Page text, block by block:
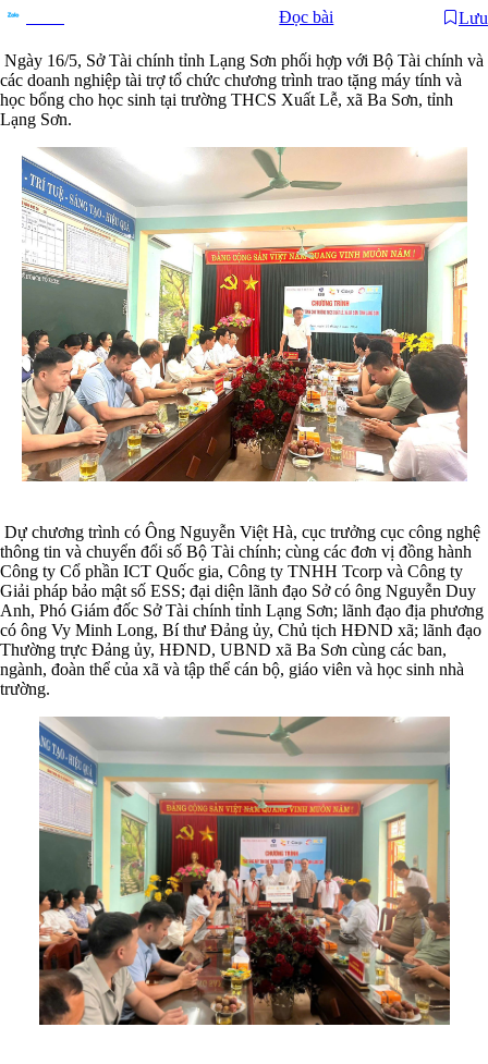
Đọc bài Lưu
Ngày 16/5, Sở Tài chính tỉnh Lạng Sơn phối hợp với Bộ Tài chính và
các doanh nghiệp tài trợ tổ chức chương trình trao tặng máy tính và
học bổng cho học sinh tại trường THCS Xuất Lễ, xã Ba Sơn, tỉnh
Lạng Sơn.
Dự chương trình có Ông Nguyễn Việt Hà, cục trưởng cục công nghệ
thông tin và chuyển đổi số Bộ Tài chính; cùng các đơn vị đồng hành
Công ty Cổ phần ICT Quốc gia, Công ty TNHH Tcorp và Công ty
Giải pháp bảo mật số ESS; đại diện lãnh đạo Sở có ông Nguyễn Duy
Anh, Phó Giám đốc Sở Tài chính tỉnh Lạng Sơn; lãnh đạo địa phương
có ông Vy Minh Long, Bí thư Đảng ủy, Chủ tịch HĐND xã; lãnh đạo
Thường trực Đảng ủy, HĐND, UBND xã Ba Sơn cùng các ban,
ngành, đoàn thể của xã và tập thể cán bộ, giáo viên và học sinh nhà
trường.